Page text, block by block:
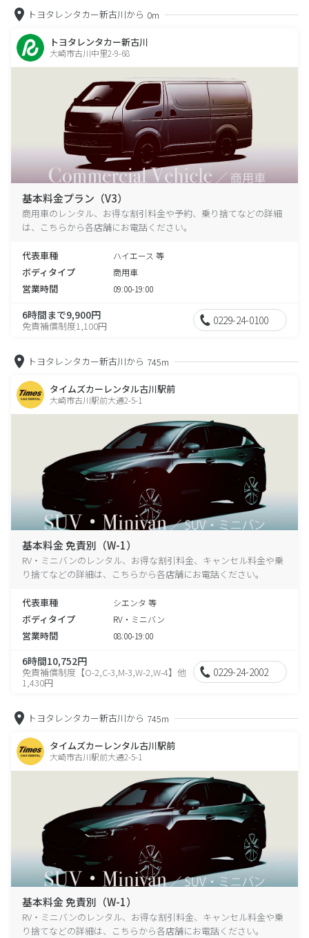
トヨタレンタカー新古川から 0m
トヨタレンタカー新古川
大崎市古川中里2-9-68
基本料金プラン（V3）
商用車のレンタル、お得な割引料金や予約、乗り捨てなどの詳細
は、こちらから各店舗にお電話ください。
代表車種 ハイエース 等
ボディタイプ 商用車
営業時間 09:00-19:00
6時間まで9,900円
免責補償制度1,100円 0229-24-0100
トヨタレンタカー新古川から 745m
タイムズカーレンタル古川駅前
大崎市古川駅前大通2-5-1
基本料金 免責別（W-1）
RV・ミニバンのレンタル、お得な割引料金、キャンセル料金や乗
り捨てなどの詳細は、こちらから各店舗にお電話ください。
代表車種 シエンタ 等
ボディタイプ RV・ミニバン
営業時間 08:00-19:00
6時間10,752円
免責補償制度【O-2,C-3,M-3,W-2,W-4】他
1,430円
0229-24-2002
トヨタレンタカー新古川から 745m
タイムズカーレンタル古川駅前
大崎市古川駅前大通2-5-1
基本料金 免責別（W-1）
RV・ミニバンのレンタル、お得な割引料金、キャンセル料金や乗
り捨てなどの詳細は、こちらから各店舗にお電話ください。